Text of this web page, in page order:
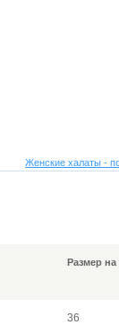
Женские халаты -
Размер на
36